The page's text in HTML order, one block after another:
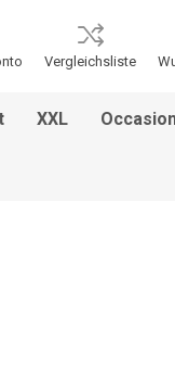
Vergleichsliste
XXL